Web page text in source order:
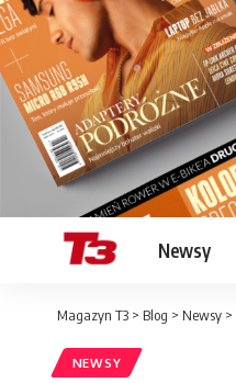
Newsy
Magazyn T3 > Blog > Newsy >
NEWSY